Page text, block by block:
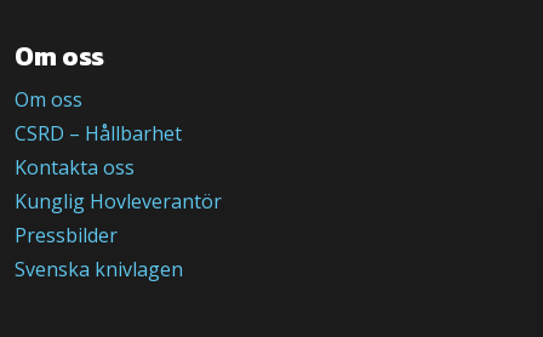
Om oss
Om oss
CSRD – Hållbarhet
Kontakta oss
Kunglig Hovleverantör
Pressbilder
Svenska knivlagen